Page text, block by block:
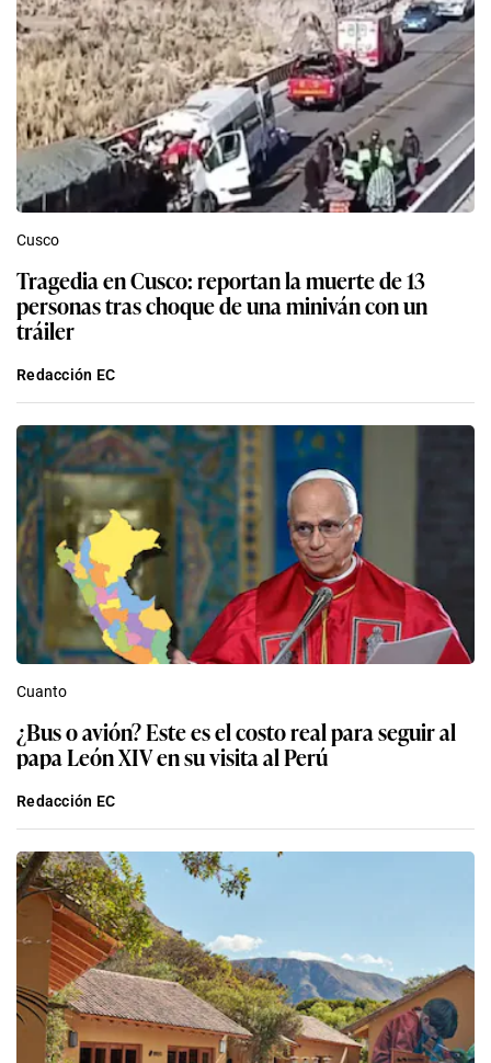
Cusco
Tragedia en Cusco: reportan la muerte de 13
personas tras choque de una miniván con un
tráiler
Redacción EC
Cuanto
¿Bus o avión? Este es el costo real para seguir al
papa León XIV en su visita al Perú
Redacción EC